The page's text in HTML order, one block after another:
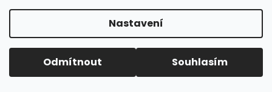
Nastavení
Odmítnout Souhlasím
NUK
O.B.
OASIS